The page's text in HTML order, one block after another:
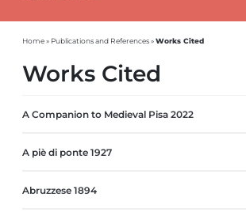
PUBLICATIONSAND
Home» Publications and References»Works Cited
Works Cited
A Companion to Medieval Pisa 2022
A piè di ponte 1927
Abruzzese 1894